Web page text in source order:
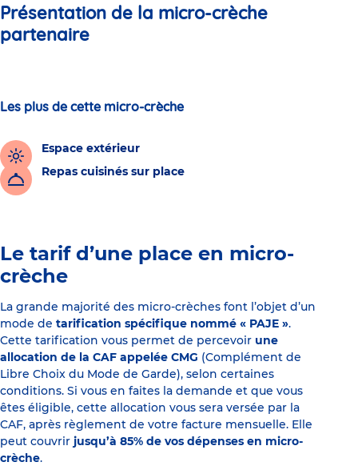
Présentation de la micro-crèche
partenaire
Les plus de cette micro-crèche
Espace extérieur
Repas cuisinés sur place
Le tarif d’une place en micro-
crèche
La grande majorité des micro-crèches font l’objet d’un
mode de tarification spécifique nommé « PAJE ».
Cette tarification vous permet de percevoir une
allocation de la CAF appelée CMG (Complément de
Libre Choix du Mode de Garde), selon certaines
conditions. Si vous en faites la demande et que vous
êtes éligible, cette allocation vous sera versée par la
CAF, après règlement de votre facture mensuelle. Elle
peut couvrir jusqu’à 85% de vos dépenses en micro-
crèche.